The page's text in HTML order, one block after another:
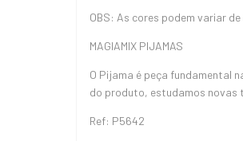
OBS: As cores podem variar
MAGIAMIX PIJAMAS
O Pijama é peça fundamental
do produto, estudamos novas
Ref: P5642